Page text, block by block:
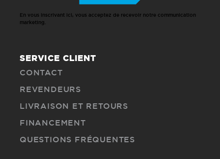
En vous inscrivant ici, vous acceptez de recevoir notre communication
marketing.
SERVICE CLIENT
CONTACT
REVENDEURS
LIVRAISON ET RETOURS
FINANCEMENT
QUESTIONS FRÉQUENTES